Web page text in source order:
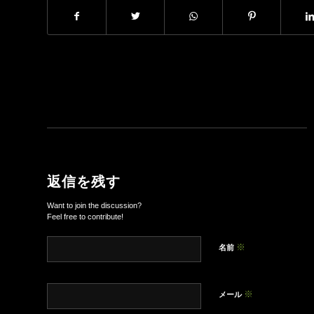
返信を残す
Want to join the discussion?
Feel free to contribute!
名前 ※
メール ※